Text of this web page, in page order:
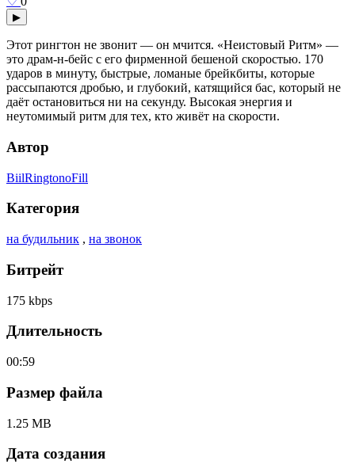
▶
Этот рингтон не звонит — он мчится. «Неистовый Ритм» —
это драм-н-бейс с его фирменной бешеной скоростью. 170
ударов в минуту, быстрые, ломаные брейкбиты, которые
рассыпаются дробью, и глубокий, катящийся бас, который не
даёт остановиться ни на секунду. Высокая энергия и
неутомимый ритм для тех, кто живёт на скорости.
Автор
BiilRingtonoFill
Категория
на будильник , на звонок
Битрейт
175 kbps
Длительность
00:59
Размер файла
1.25 MB
Дата создания